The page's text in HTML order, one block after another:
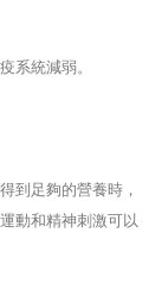
系統減弱。
到足夠的營養時，
動和精神刺激可以